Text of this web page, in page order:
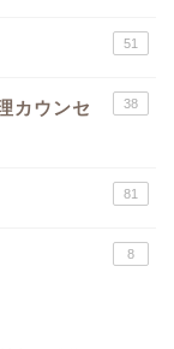
51
カウンセ
38
81
8